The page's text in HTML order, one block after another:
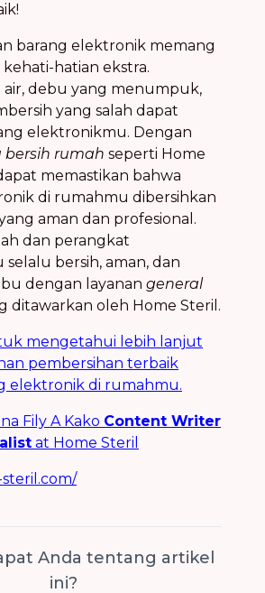
barang elektronik memang
hatian ekstra.
air, debu yang menumpuk,
yang salah dapat
elektronikmu. Dengan
bersih rumah seperti Home
memastikan bahwa
di rumahmu dibersihkan
aman dan profesional.
dan perangkat
bersih, aman, dan
dengan layanan general
ditawarkan oleh Home Steril.
mengetahui lebih lanjut
pembersihan terbaik
elektronik di rumahmu.
Fily A Kako Content Writer
at Home Steril
Anda tentang artikel
ini?